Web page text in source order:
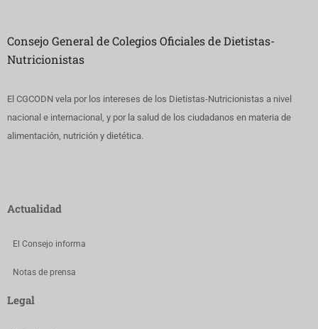
Consejo General de Colegios Oficiales de Dietistas-
Nutricionistas
El CGCODN vela por los intereses de los Dietistas-Nutricionistas a nivel
nacional e internacional, y por la salud de los ciudadanos en materia de
alimentación, nutrición y dietética.
Actualidad
El Consejo informa
Notas de prensa
Legal